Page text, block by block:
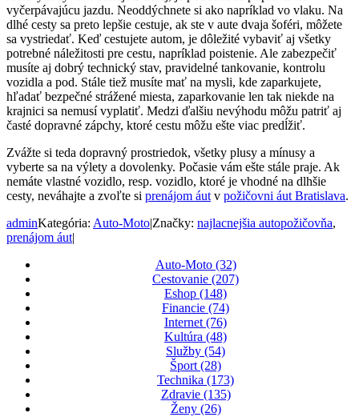
vyčerpávajúcu jazdu. Neoddýchnete si ako napríklad vo vlaku. Na
dlhé cesty sa preto lepšie cestuje, ak ste v aute dvaja šoféri, môžete
sa vystriedať. Keď cestujete autom, je dôležité vybaviť aj všetky
potrebné náležitosti pre cestu, napríklad poistenie. Ale zabezpečiť
musíte aj dobrý technický stav, pravidelné tankovanie, kontrolu
vozidla a pod. Stále tiež musíte mať na mysli, kde zaparkujete,
hľadať bezpečné strážené miesta, zaparkovanie len tak niekde na
krajnici sa nemusí vyplatiť. Medzi ďalšiu nevýhodu môžu patriť aj
časté dopravné zápchy, ktoré cestu môžu ešte viac predĺžiť.
Zvážte si teda dopravný prostriedok, všetky plusy a mínusy a
vyberte sa na výlety a dovolenky. Počasie vám ešte stále praje. Ak
nemáte vlastné vozidlo, resp. vozidlo, ktoré je vhodné na dlhšie
cesty, neváhajte a zvoľte si prenájom áutv požičovni áut Bratislava.
adminKategória: Auto-Moto|Značky: najlacnejšia autopožičovňa,
prenájom áut|
Auto-Moto (32)
Cestovanie (207)
Eshop (148)
Financie (74)
Internet (76)
Kultúra (48)
Služby (54)
Šport (28)
Technika (173)
Zdravie (135)
Ženy (26)